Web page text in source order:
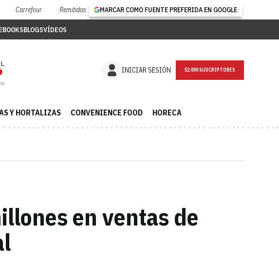
Carrefour Remitidas MARCAR COMO FUENTE PREFERIDA EN GOOGLE
BLOGSVÍDEOS
INICIAR SESIÓN NEWSLETTER
Y HORTALIZAS CONVENIENCE FOOD HORECA
en ventas de